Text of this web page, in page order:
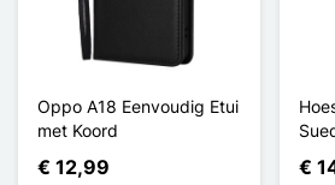
Oppo A18 Eenvoudig Etui
met Koord
€ 12,99 €